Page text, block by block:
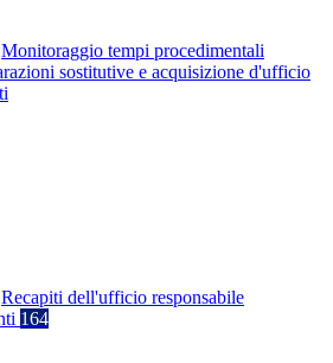
Monitoraggio tempi procedimentali
sostitutive e acquisizione d'ufficio
Recapiti dell'ufficio responsabile
164